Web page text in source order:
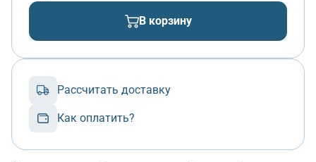
В корзину
Рассчитать доставку
Как оплатить?